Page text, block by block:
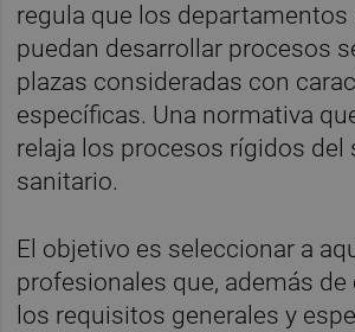
regula que los departamentos
puedan desarrollar procesos
plazas consideradas con
específicas. Una normativa
relaja los procesos rígidos del
sanitario.
El objetivo es seleccionar a
profesionales que, además
los requisitos generales y